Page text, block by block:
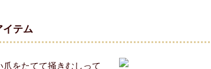
テム
をたてて掻きむしって